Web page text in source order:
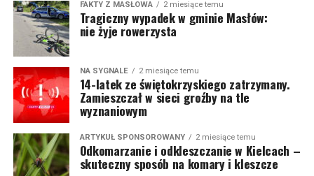
FAKTY Z MASŁOWA 2 miesiące temu
Tragiczny wypadek w gminie Masłów:
nie żyje rowerzysta
NA SYGNALE 2 miesiące temu
14-latek ze świętokrzyskiego zatrzymany.
Zamieszczał w sieci groźby na tle
wyznaniowym
ARTYKUŁ SPONSOROWANY 2 miesiące temu
Odkomarzanie i odkleszczanie w Kielcach –
skuteczny sposób na komary i kleszcze